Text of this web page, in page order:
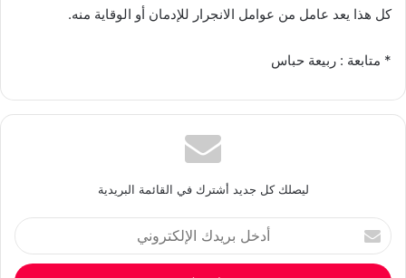
كل هذا يعد عامل من عوامل الانجرار للإدمان أو الوقاية منه.
* متابعة : ربيعة حباس
ليصلك كل جديد أشترك في القائمة البريدية
أدخل
بريدك
الإلكتروني